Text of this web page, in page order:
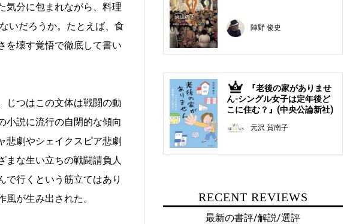
気分に包まれながら、料理
いだろうか。たとえば、食
を壊す覚悟で徹底して書い
じつはこの文体は戦闘の動
小説に流行の自閉的な傾向
悲劇やシェイクスピア悲劇
まな生い立ちの戦闘請負人
で行くという筋立てはあり
が生み出された。
陣野 俊史
5
『老後の家がありませ
ん-シングル女子は定年後ど
こに住む？』(中央公論新社)
元沢 賀南子
RECENT REVIEWS
最新の書評/解説/選評